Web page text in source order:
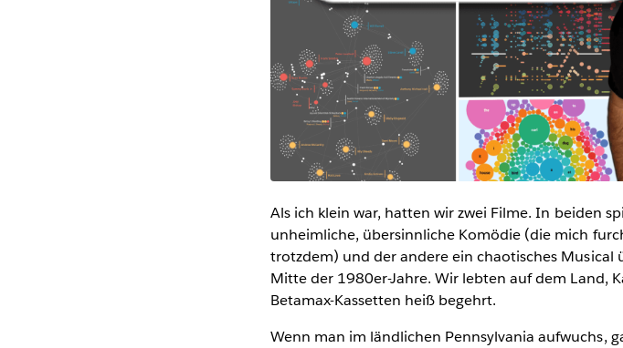
Als ich klein war, hatten wir zwei Filme. In beiden
unheimliche, übersinnliche Komödie (die mich
trotzdem) und der andere ein chaotisches Musical
Mitte der 1980er-Jahre. Wir lebten auf dem Land,
Betamax-Kassetten heiß begehrt.
Wenn man im ländlichen Pennsylvania aufwuchs,